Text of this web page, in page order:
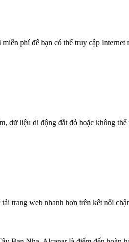
phí để bạn có thể truy cập
dữ liệu di động đắt đỏ hoặc không
trang web nhanh hơn trên kết nối